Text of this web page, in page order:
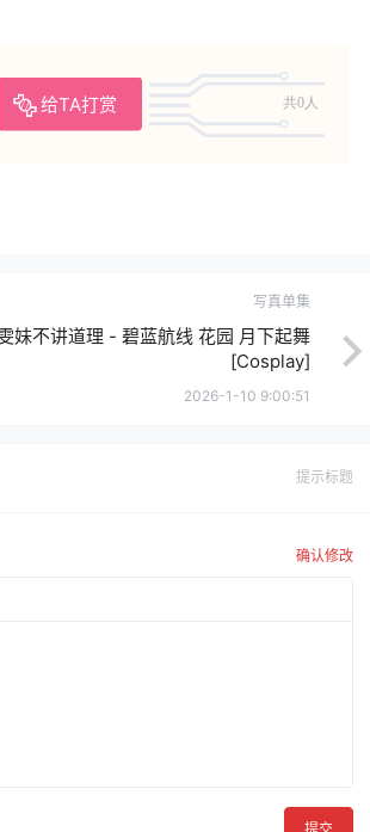
给TA打赏 共0人
写真单集
妹不讲道理 - 碧蓝航线 花园 月下起舞
[Cosplay]
2026-1-10 9:00:51
提示标题
确认修改